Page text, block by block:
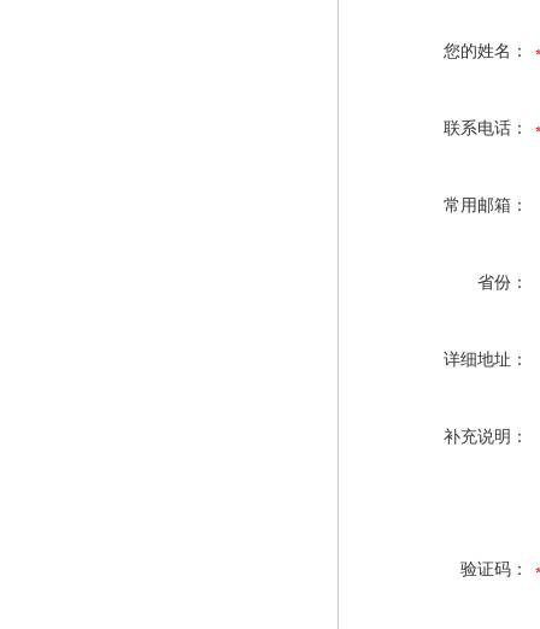
您的姓名：
联系电话：
常用邮箱：
省份：
详细地址：
补充说明：
验证码：